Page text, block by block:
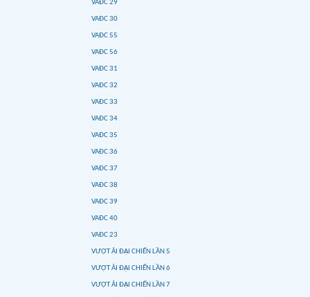
VAĐC 29
VAĐC 30
VAĐC 55
VAĐC 56
VAĐC 31
VAĐC 32
VAĐC 33
VAĐC 34
VAĐC 35
VAĐC 36
VAĐC 37
VAĐC 38
VAĐC 39
VAĐC 40
VAĐC 23
VƯỢT ẢI ĐẠI CHIẾN LẦN 5
VƯỢT ẢI ĐẠI CHIẾN LẦN 6
VƯỢT ẢI ĐẠI CHIẾN LẦN 7